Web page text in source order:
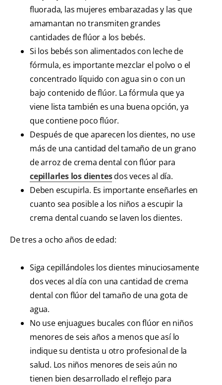
fluorada, las mujeres embarazadas y las que
amamantan no transmiten grandes
cantidades de flúor a los bebés.
Si los bebés son alimentados con leche de
fórmula, es importante mezclar el polvo o el
concentrado líquido con agua sin o con un
bajo contenido de flúor. La fórmula que ya
viene lista también es una buena opción, ya
que contiene poco flúor.
Después de que aparecen los dientes, no use
más de una cantidad del tamaño de un grano
de arroz de crema dental con flúor para
cepillarles los dientesdos veces al día.
Deben escupirla. Es importante enseñarles en
cuanto sea posible a los niños a escupir la
crema dental cuando se laven los dientes.
De tres a ocho años de edad:
Siga cepillándoles los dientes minuciosamente
dos veces al día con una cantidad de crema
dental con flúor del tamaño de una gota de
agua.
No use enjuagues bucales con flúor en niños
menores de seis años a menos que así lo
indique su dentista u otro profesional de la
salud. Los niños menores de seis aún no
tienen bien desarrollado el reflejo para